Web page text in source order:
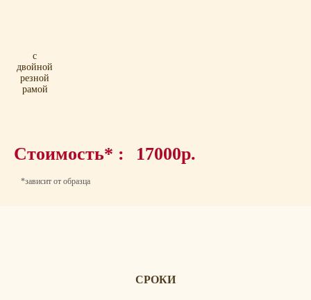
с
двойной
резной
рамой
Стоимость* : 17000р.
*зависит от образца
СРОКИ